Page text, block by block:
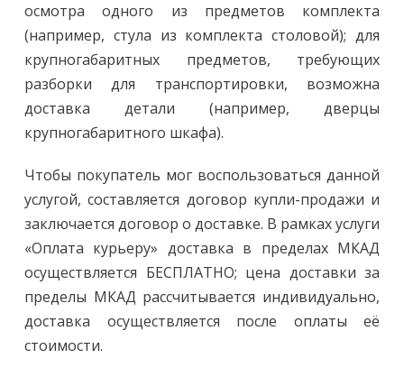
осмотра одного из предметов комплекта
(например, стула из комплекта столовой); для
крупногабаритных предметов, требующих
разборки для транспортировки, возможна
доставка детали (например, дверцы
крупногабаритного шкафа).
Чтобы покупатель мог воспользоваться данной
услугой, составляется договор купли-продажи и
заключается договор о доставке. В рамках услуги
«Оплата курьеру» доставка в пределах МКАД
осуществляется БЕСПЛАТНО; цена доставки за
пределы МКАД рассчитывается индивидуально,
доставка осуществляется после оплаты её
стоимости.